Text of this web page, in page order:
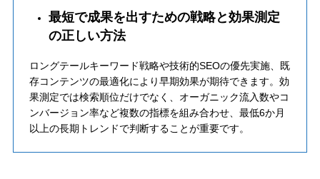
最短で成果を出すための戦略と効果測定
の正しい方法
ロングテールキーワード戦略や技術的SEOの優先実施、既
存コンテンツの最適化により早期効果が期待できます。効
果測定では検索順位だけでなく、オーガニック流入数やコ
ンバージョン率など複数の指標を組み合わせ、最低6か月
以上の長期トレンドで判断することが重要です。